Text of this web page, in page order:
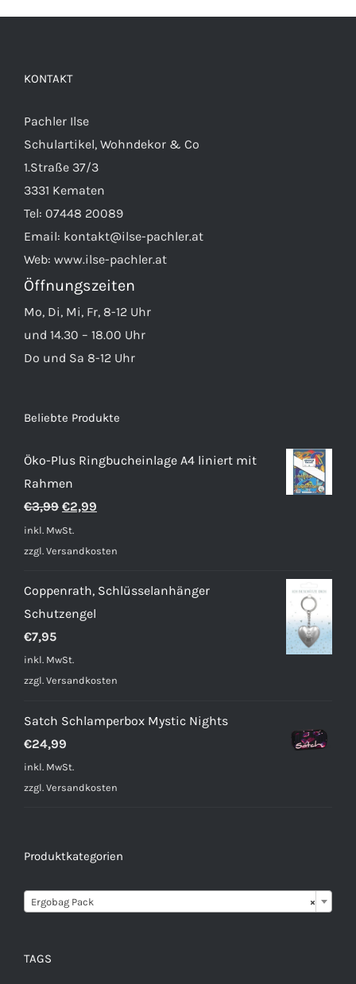
KONTAKT
Pachler Ilse
Schulartikel, Wohndekor & Co
1.Straße 37/3
3331 Kematen
Tel: 07448 20089
Email: kontakt@ilse-pachler.at
Web: www.ilse-pachler.at
Öffnungszeiten
Mo, Di, Mi, Fr, 8-12 Uhr
und 14.30 – 18.00 Uhr
Do und Sa 8-12 Uhr
Beliebte Produkte
Öko-Plus Ringbucheinlage A4 liniert mit
Rahmen
€3,99 Ursprünglicher
Preis
war:
€2,99
ist:
inkl. MwSt.
zzgl. Versandkosten
Coppenrath, Schlüsselanhänger
Schutzengel
€7,95
inkl. MwSt.
zzgl. Versandkosten
Satch Schlamperbox Mystic Nights
€24,99
inkl. MwSt.
zzgl. Versandkosten
Produktkategorien
×
Ergobag Pack
TAGS